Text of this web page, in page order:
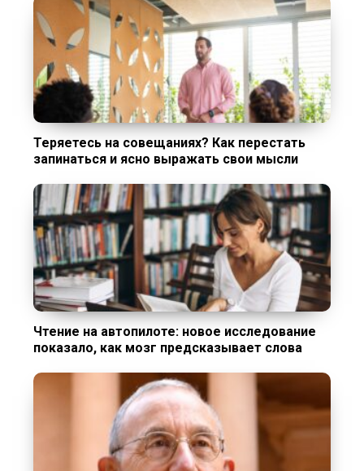
Теряетесь на совещаниях? Как перестать
запинаться и ясно выражать свои мысли
Чтение на автопилоте: новое исследование
показало, как мозг предсказывает слова